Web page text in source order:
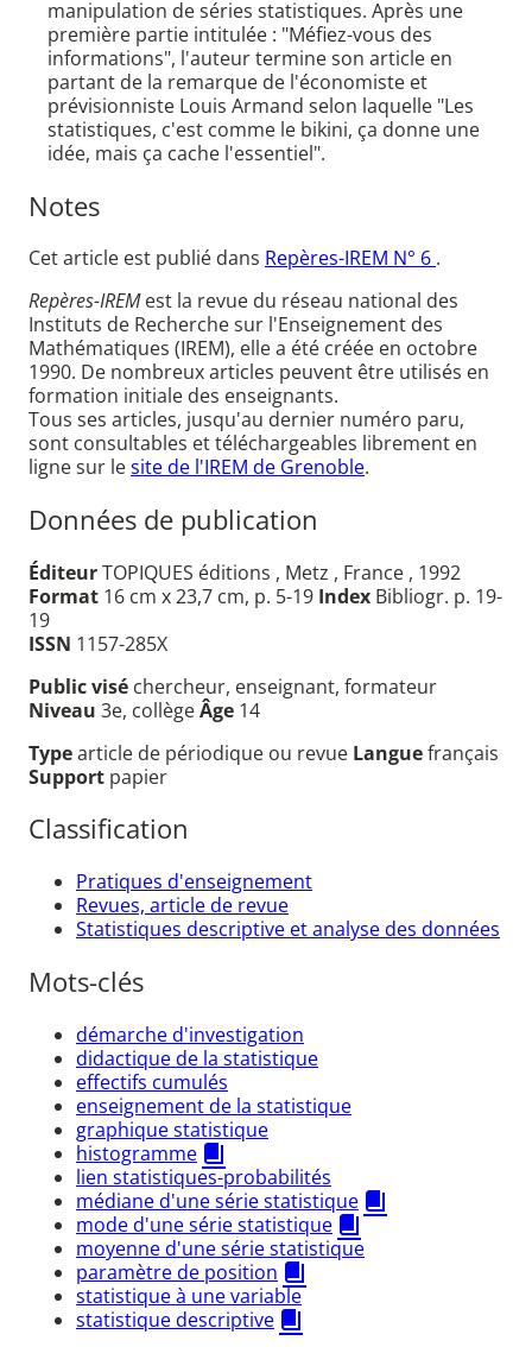
manipulation de séries statistiques. Après une
première partie intitulée : "Méfiez-vous des
informations", l'auteur termine son article en
partant de la remarque de l'économiste et
prévisionniste Louis Armand selon laquelle "Les
statistiques, c'est comme le bikini, ça donne une
idée, mais ça cache l'essentiel".
Notes
Cet article est publié dans Repères-IREM N° 6 .
Repères-IREMest la revue du réseau national des
Instituts de Recherche sur l'Enseignement des
Mathématiques (IREM), elle a été créée en octobre
1990. De nombreux articles peuvent être utilisés en
formation initiale des enseignants.
Tous ses articles, jusqu'au dernier numéro paru,
sont consultables et téléchargeables librement en
ligne sur lesite de l'IREM de Grenoble.
Données de publication
ÉditeurTOPIQUES éditions , Metz , France , 1992
Format 16 cm x 23,7 cm, p. 5-19 Index Bibliogr. p. 19-
19
ISSN 1157-285X
Public visé chercheur, enseignant, formateur
Niveau 3e, collègeÂge 14
Typearticle de périodique ou revue Languefrançais
Support papier
Classification
Pratiques d'enseignement
Revues, article de revue
Statistiques descriptive et analyse des données
Mots-clés
démarche d'investigation
didactique de la statistique
effectifs cumulés
enseignement de la statistique
graphique statistique
histogramme
lien statistiques-probabilités
médiane d'une série statistique
mode d'une série statistique
moyenne d'une série statistique
paramètre de position
statistique à une variable
statistique descriptive